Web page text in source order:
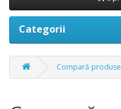
Categorii
Compară produse